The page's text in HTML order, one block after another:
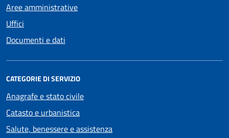
Aree amministrative
Uffici
Documenti e dati
CATEGORIE DI SERVIZIO
Anagrafe e stato civile
Catasto e urbanistica
Salute, benessere e assistenza